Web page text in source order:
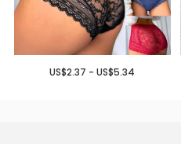
US$2.37 - US$5.34